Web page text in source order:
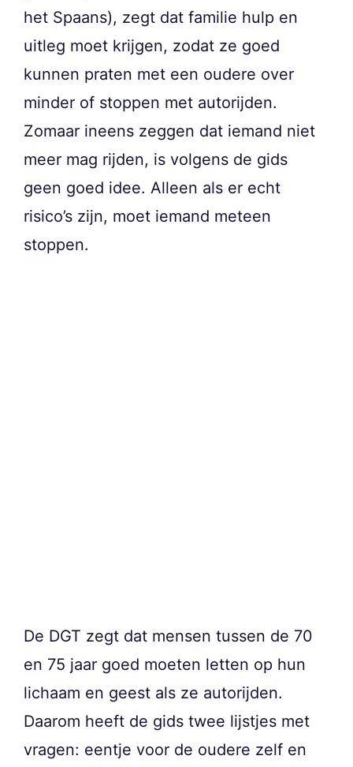
het Spaans), zegt dat familie hulp en
uitleg moet krijgen, zodat ze goed
kunnen praten met een oudere over
minder of stoppen met autorijden.
Zomaar ineens zeggen dat iemand niet
meer mag rijden, is volgens de gids
geen goed idee. Alleen als er echt
risico’s zijn, moet iemand meteen
stoppen.
De DGT zegt dat mensen tussen de 70
en 75 jaar goed moeten letten op hun
lichaam en geest als ze autorijden.
Daarom heeft de gids twee lijstjes met
vragen: eentje voor de oudere zelf en